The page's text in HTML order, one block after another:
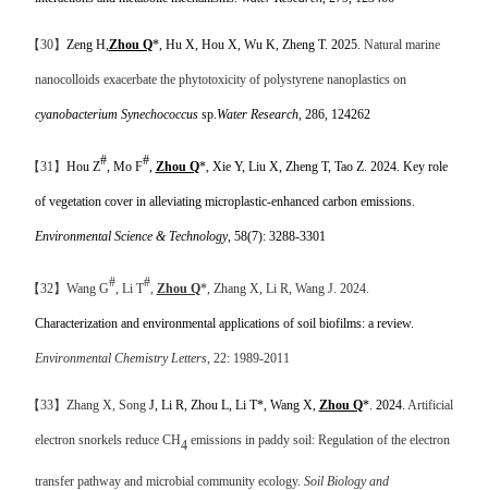
【30】 Zeng H, Zhou Q*, Hu X, Hou X, Wu K, Zheng T. 2025. Natural marine
nanocolloids exacerbate the phytotoxicity of polystyrene nanoplastics on
cyanobacterium Synechococcussp. Water Research, 286, 124262
【31 】 Hou Z#, Mo F#, Zhou Q*, Xie Y, Liu X, Zheng T, Tao Z. 2024. Key role
of vegetation cover in alleviating microplastic-enhanced carbon emissions.
Environmental Science & Technology, 58(7): 3288-3301
【32】 Wang G#, Li T#, Zhou Q*, Zhang X, Li R, Wang J. 2024.
Characterization and environmental applications of soil biofilms: a review.
Environmental Chemistry Letters, 22: 1989-2011
【33】 Zhang X, Song J, Li R, Zhou L, Li T*, Wang X, Zhou Q*. 2024. Artificial
electron snorkels reduce CH4 emissions in paddy soil: Regulation of the electron
transfer pathway and microbial community ecology. Soil Biology and